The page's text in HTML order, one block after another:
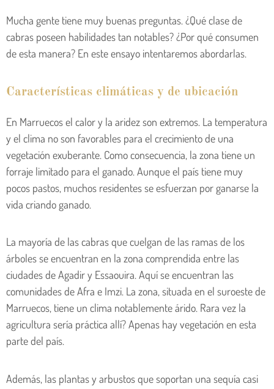
Mucha gente tiene muy buenas preguntas. ¿Qué clase de
cabras poseen habilidades tan notables? ¿Por qué consumen
de esta manera? En este ensayo intentaremos abordarlas.
Características climáticas y de ubicación
En Marruecos el calor y la aridez son extremos. La temperatura
y el clima no son favorables para el crecimiento de una
vegetación exuberante. Como consecuencia, la zona tiene un
forraje limitado para el ganado. Aunque el país tiene muy
pocos pastos, muchos residentes se esfuerzan por ganarse la
vida criando ganado.
La mayoría de las cabras que cuelgan de las ramas de los
árboles se encuentran en la zona comprendida entre las
ciudades de Agadir y Essaouira. Aquí se encuentran las
comunidades de Afra e Imzi. La zona, situada en el suroeste de
Marruecos, tiene un clima notablemente árido. Rara vez la
agricultura sería práctica allí? Apenas hay vegetación en esta
parte del país.
Además, las plantas y arbustos que soportan una sequía casi